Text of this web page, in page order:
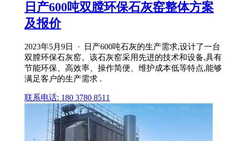
日产600吨双膛环保石灰窑整体方案
及报价
2023年5月9日 · 日产600吨石灰的生产需求,设计了一台
双膛环保石灰窑。该石灰窑采用先进的技术和设备,具有
节能环保、高效率、操作简便、维护成本低等特点,能够
满足客户的生产需求 .
联系电话: 180 3780 8511